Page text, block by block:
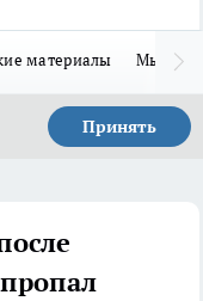
материалы Мы в
Принять